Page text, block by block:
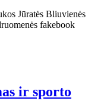
Jūratės Bliuvienės
fakebook
ir sporto